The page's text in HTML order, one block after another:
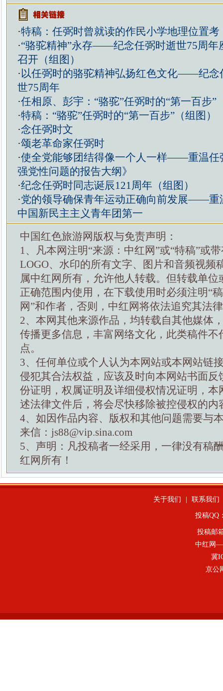
·特稿：任弼时曾就读的作民小学地理位置考
·“骆驼精神”永存——纪念任弼时逝世75周年
召开（组图）
· 以任弼时的骆驼精神弘扬红色文化——纪念
世75周年
·任相原、彭宇：“骆驼”任弼时的“第一百步”
·特稿：“骆驼”任弼时的“第一百步”（组图）
·念任弼时文
·颂老革命家任弼时
·使全党能够团结得像一个人一样——重温任
强党性问题的报告大纲》
·纪念任弼时同志诞辰121周年（组图）
·党的领导确保青年运动正确向前发展——重
中国新民主主义青年团第一
中国红色旅游网版权与免责声明：
1、凡本网注明“来源：中红网”或“特稿”或
LOGO、水印的所有文字、图片和音频视频
属中红网所有，允许他人转载。但转载单位
正确范围内使用，在下载使用时必须注明“
网”和作者，否则，中红网将依法追究其法
2、本网其他来源作品，均转载自其他媒体
传播更多信息，丰富网络文化，此类稿件不
点。
3、任何单位或个人认为本网站或本网站链
侵犯其合法权益，应该及时向本网站书面反
份证明，权属证明及详细侵权情况证明，本
述法律文件后，将会尽快移除被控侵权的内
4、如因作品内容、版权和其他问题需要与
来信：js88@vip.sina.com
5、声明：凡投稿者一经采用，一律没有稿
红网所有！
关于我们 联系我们
投稿QQ
投稿邮
中红网—
冀
京公